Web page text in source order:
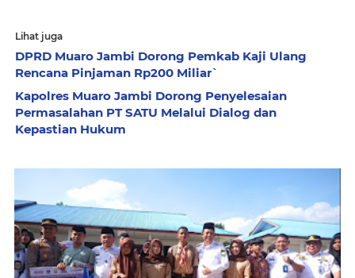
Lihat juga
DPRD Muaro Jambi Dorong Pemkab Kaji Ulang
Rencana Pinjaman Rp200 Miliar`
Kapolres Muaro Jambi Dorong Penyelesaian
Permasalahan PT SATU Melalui Dialog dan
Kepastian Hukum